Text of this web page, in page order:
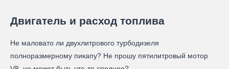
Двигатель и расход топлива
Не маловато ли двухлитрового турбодизеля
полноразмерному пикапу? Не прошу пятилитровый мотор